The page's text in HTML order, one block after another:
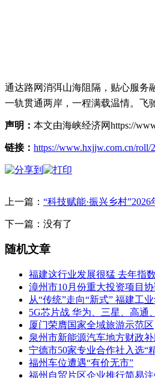
通达路网消弭山海阻隔，贴心服务
一轨贯通两岸，一程满载温情。飞
声明： 本文由海峡经济网https://
链接： https://www.hxjjw.com.cn/roll/
上一篇： “科技赋能·振兴乡村
下一篇：没有了
随机文章
福建这行业发展很猛 去年指
漳州市10月份重大投资项目
从“传统”走向“新式” 福建工
5G芯片战 华为、三星、高通
厦门荣膺国家全域旅游示范区
泉州市新能源汽车地方财政
宁德市50家专业合作社入选“
福州车位遭遇“有价无市”
福州自贸片区企业推行简易